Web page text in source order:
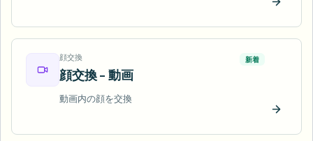
今すぐ
顔交換
顔交換 - 動画
新着
動画内の顔を交換
今すぐ